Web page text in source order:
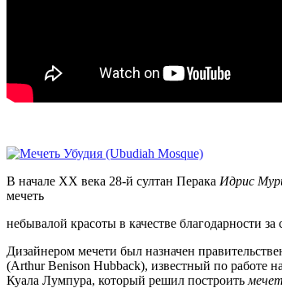
В начале ХХ века 28-й султан Перака Идрис
мечеть
небывалой красоты в качестве благодарности
Дизайнером мечети был назначен
(Arthur Benison Hubback), известный по работе
Куала Лумпура, который решил построить